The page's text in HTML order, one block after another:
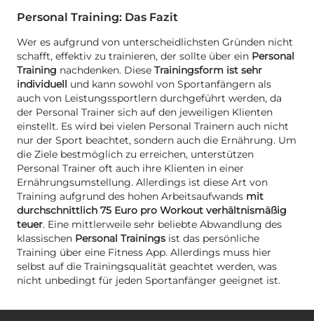
Personal Training: Das Fazit
Wer es aufgrund von unterscheidlichsten Gründen nicht
schafft, effektiv zu trainieren, der sollte über ein Personal
Training nachdenken. Diese Trainingsform ist sehr
individuell und kann sowohl von Sportanfängern als
auch von Leistungssportlern durchgeführt werden, da
der Personal Trainer sich auf den jeweiligen Klienten
einstellt. Es wird bei vielen Personal Trainern auch nicht
nur der Sport beachtet, sondern auch die Ernährung. Um
die Ziele bestmöglich zu erreichen, unterstützen
Personal Trainer oft auch ihre Klienten in einer
Ernährungsumstellung. Allerdings ist diese Art von
Training aufgrund des hohen Arbeitsaufwands mit
durchschnittlich 75 Euro pro Workout verhältnismäßig
teuer. Eine mittlerweile sehr beliebte Abwandlung des
klassischen Personal Trainings ist das persönliche
Training über eine Fitness App. Allerdings muss hier
selbst auf die Trainingsqualität geachtet werden, was
nicht unbedingt für jeden Sportanfänger geeignet ist.